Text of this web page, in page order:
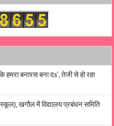
बनारस बना दs’, तेजी से हो रहा
स्कूल), खगौल में विद्यालय प्रबंधन समिति